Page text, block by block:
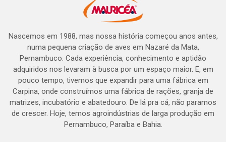
Nascemos em 1988, mas nossa história começou anos antes,
numa pequena criação de aves em Nazaré da Mata,
Pernambuco. Cada experiência, conhecimento e aptidão
adquiridos nos levaram à busca por um espaço maior. E, em
pouco tempo, tivemos que expandir para uma fábrica em
Carpina, onde construímos uma fábrica de rações, granja de
matrizes, incubatório e abatedouro. De lá pra cá, não paramos
de crescer. Hoje, temos agroindústrias de larga produção em
Pernambuco, Paraíba e Bahia.